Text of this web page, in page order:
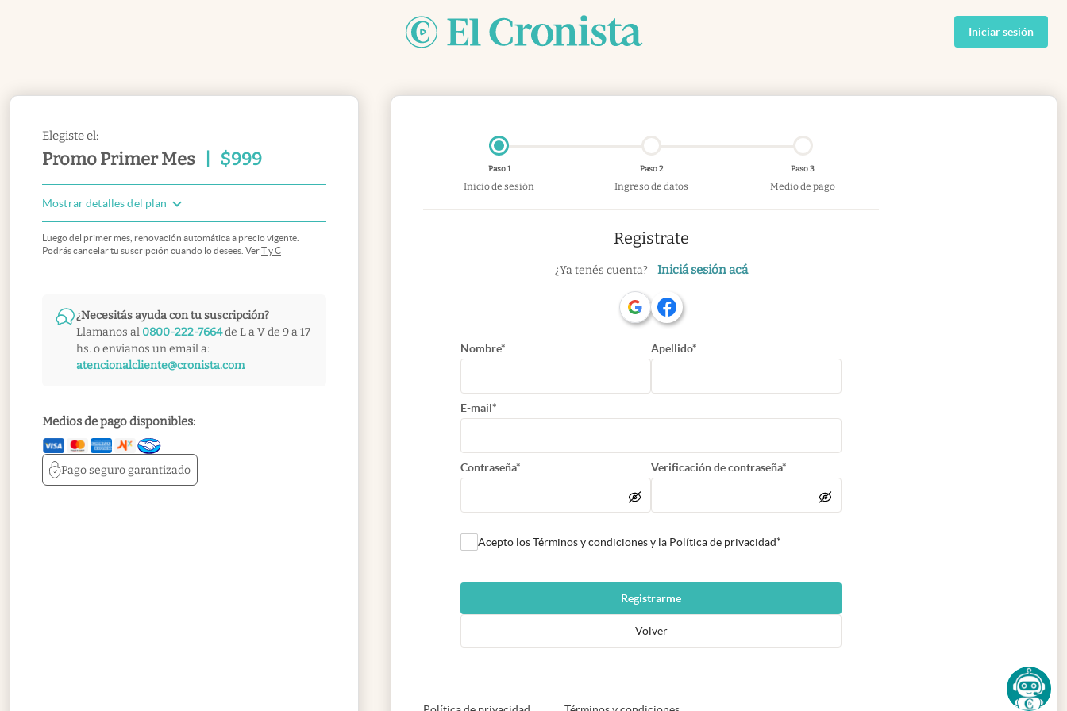
Iniciar sesión
Elegiste el:
Promo Primer Mes $999
Mostrar detalles del plan
Luego del primer mes, renovación automática a precio vigente.
Podrás cancelar tu suscripción cuando lo desees. VerT y C
¿Necesitás ayuda con tu suscripción?
Llamanos al 0800-222-7664de L a V de 9 a 17
hs. o envianos un email a:
atencionalcliente@cronista.com
Medios de pago disponibles:
Pago segurogarantizado
Paso 1
Inicio de sesión
Paso 2
Ingreso de datos
Paso 3
Medio de pago
Registrate
¿Ya tenés cuenta? Iniciá sesión acá
Nombre* Apellido*
E-mail*
Contraseña* Verificación de contraseña*
Acepto los Términos y condiciones y la Política de privacidad*
Registrarme
Volver